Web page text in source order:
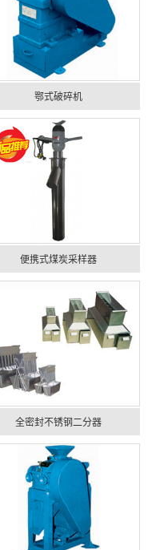
鄂式破碎机
便携式煤炭采样器
全密封不锈钢二分器